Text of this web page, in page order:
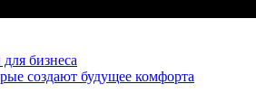
бизнеса
создают будущее комфорта